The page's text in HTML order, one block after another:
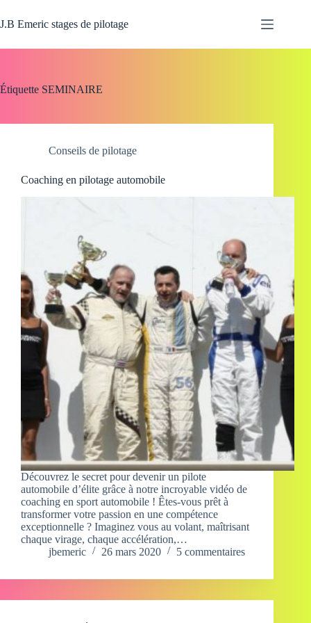
au
contenu
J.B Emeric stages de pilotage
Étiquette SEMINAIRE
Conseils de pilotage
Coaching en pilotage automobile
Découvrez le secret pour devenir un pilote
automobile d’élite grâce à notre incroyable vidéo de
coaching en sport automobile ! Êtes-vous prêt à
transformer votre passion en une compétence
exceptionnelle ? Imaginez vous au volant, maîtrisant
chaque virage, chaque accélération,…
jbemeric
26 mars 2020 5 commentaires